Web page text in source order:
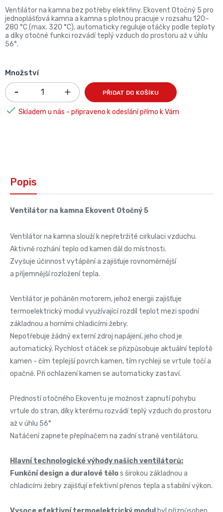
Ventilátor na kamna bez potřeby elektřiny. Ekovent Otočný 5 pro
jednoplášťová kamna a kamna s plotnou pracuje v rozsahu 120–
280 °C (max. 320 °C), automaticky reguluje otáčky podle teploty
a díky otočné funkci rozvádí teplý vzduch do prostoru až v úhlu
56°.
Množství
PŘIDAT DO KOŠÍKU
 Skladem u nás - připraveno k odeslání přímo k Vám
Popis
Ventilátor na kamna Ekovent Otočný 5
Ventilátor na kamna slouží k nepřetržité cirkulaci vzduchu.
Aktivně rozhání teplo od kamen dál do místnosti.
Zvyšuje účinnost vytápění a zajišťuje rovnoměrnější
a příjemnější rozložení tepla.
Ventilátor je poháněn motorem, jehož energii zajišťuje
termoelektrický modul využívající rozdíl teplot mezi spodní
základnou a horními chladicími žebry.
Nepotřebuje žádný externí zdroj napájení, jeho chod je
automatický. Rychlost otáček se přizpůsobuje aktuální teplotě
kamen - čím teplejší povrch kamen, tím rychleji se vrtule točí a
opačně. Při ochlazení kamen se automaticky zastaví.
Předností otočného Ekoventu je možnost zapnutí pohybu
vrtule do stran, díky kterému rozvádí teplý vzduch do prostoru
až v úhlu 56°
Natáčení zapnete přepínačem na zadní straně ventilátoru.
Hlavní technologické výhody našich ventilátorů:
Funkční design a duralové tělos širokou základnou a
chladicími žebry zajišťují efektivní přenos tepla a stabilní výkon.